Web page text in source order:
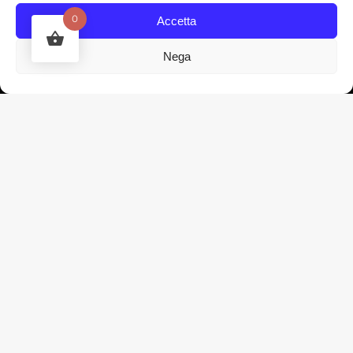
Accetta
Nega
Melden Sie sich an, um Neuigkeiten und
Updates von Marchesi Gallo direkt in Ihren
Posteingang zu erhalten.
0